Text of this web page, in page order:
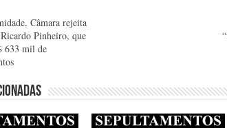
Câmara rejeita
Pinheiro, que
633 mil de